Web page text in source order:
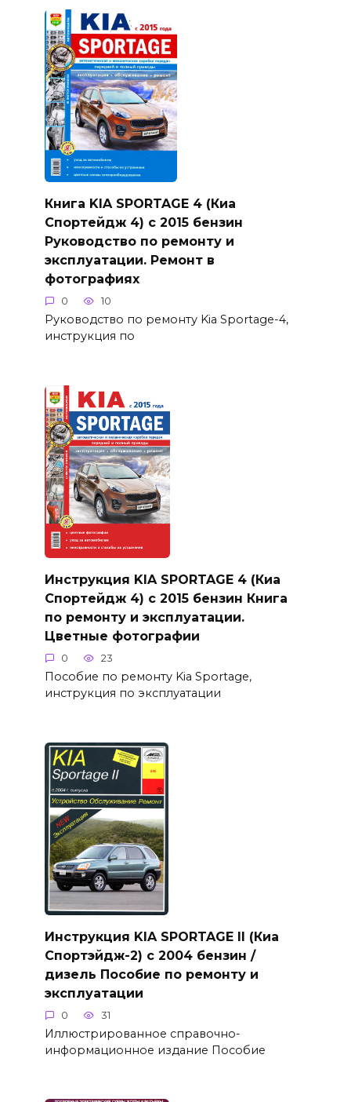
Книга KIA SPORTAGE 4 (Киа
Спортейдж 4) с 2015 бензин
Руководство по ремонту и
эксплуатации. Ремонт в
фотографиях
0 10
Руководство по ремонту Kia Sportage-4,
инструкция по
Инструкция KIA SPORTAGE 4 (Киа
Спортейдж 4) с 2015 бензин Книга
по ремонту и эксплуатации.
Цветные фотографии
0 23
Пособие по ремонту Kia Sportage,
инструкция по эксплуатации
Инструкция KIA SPORTAGE II (Киа
Спортэйдж-2) с 2004 бензин /
дизель Пособие по ремонту и
эксплуатации
0 31
Иллюстрированное справочно-
информационное издание Пособие